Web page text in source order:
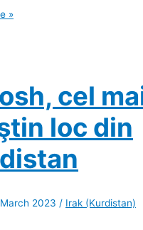
»
cel
loc din
2023 / Irak (Kurdistan)